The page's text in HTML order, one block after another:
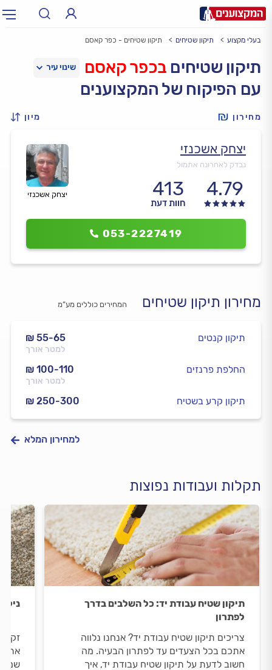
עירעיר: תל אביב, חיפה…
בעלי מקצוע תיקון שטיחים תיקון שטיחים - כפר קאסם
תיקון שטיחים בכפר קאסם
עם הפיקוח של המקצוענים
מחירון מיון
יצחק אשכנזי
יצחק אשכנזי
נבדק לאחרונה אתמול
4.79
413
חוות דעת
053-2227419
מחירון תיקון שטיחים המחירים כוללים מע”מ
₪ 55-65
למטר אורך
תיקון קנטים
₪ 100-110
למטר אורך
החלפת פרנזים
₪ 250-300 תיקון קרע בשטיח
למחירון המלא
תקלות ועבודות נפוצות
תיקון שטיח עבודת יד: כל השלבים בדרך
לפתרון
צריכים תיקון שטיח עבודת יד? אנחנו נלווה
אתכם בכל הצעדים עד לפתרון הבעיה. מה
חשוב לדעת על תיקון שטיח עבודת יד, איך